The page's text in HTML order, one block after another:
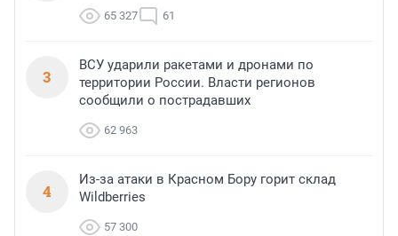
65 327 61
3
ВСУ ударили ракетами и дронами по
территории России. Власти регионов
сообщили о пострадавших
62 963
4
Из-за атаки в Красном Бору горит склад
Wildberries
57 300